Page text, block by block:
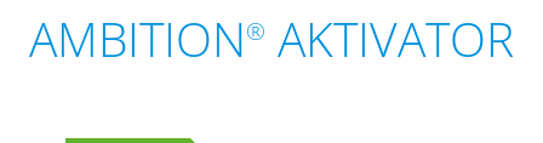
AMBITION® AKTIVATOR